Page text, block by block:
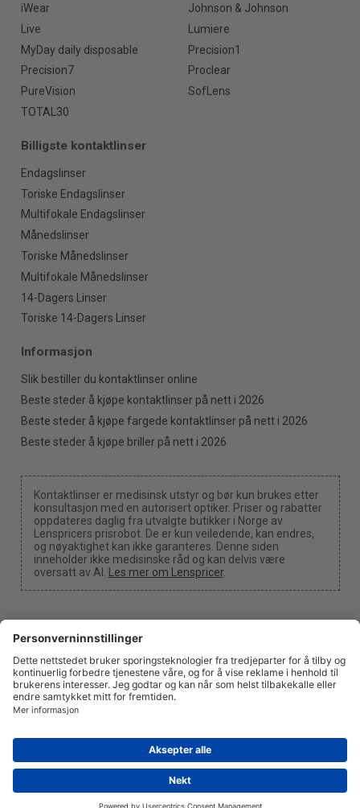
iWear
Johnson & Johnson
Live
Lumiere
MyDay daily disposable
Precision1
Precision7
Proclear
PureVision
SofLens
TOTAL30
Billigste kontaktlinser
Endagslinser
Toriske Endagslinser
Multifokale Endagslinser
Månedslinser
Toriske Månedslinser
Multifokale Månedslinser
14-Dagers Linser
Toriske 14-Dagers Linser
Informasjon
Slik bestiller du kontaktlinser online
Beste steder å kjøpe kontaktlinser på nett i 2026
Beste steder å kjøpe fargede kontaktlinser på nett i 2026
Beste steder å kjøpe briller på nett i 2026
Kontaktlinser er medisinsk utstyr og bør kun brukes etter
konsultasjon med en autorisert optiker. Priser og rabatter
oppdateres daglig fra utvalgte butikker i Norge av
Lenspricers prisrobot. De er kun veiledende, kan endres,
og nøyaktighet kan ikke garanteres. Denne siden
inneholder ikke medisinske råd og kan delvis være
oversatt av AI. Les mer om Lenspricer.
Cookie-innstillinger
Vi kan motta en provisjon dersom du bruker en av våre
Om ossNyheterInformasjonPersonvernJuridisk
info@lenspricer.no
DK44428156